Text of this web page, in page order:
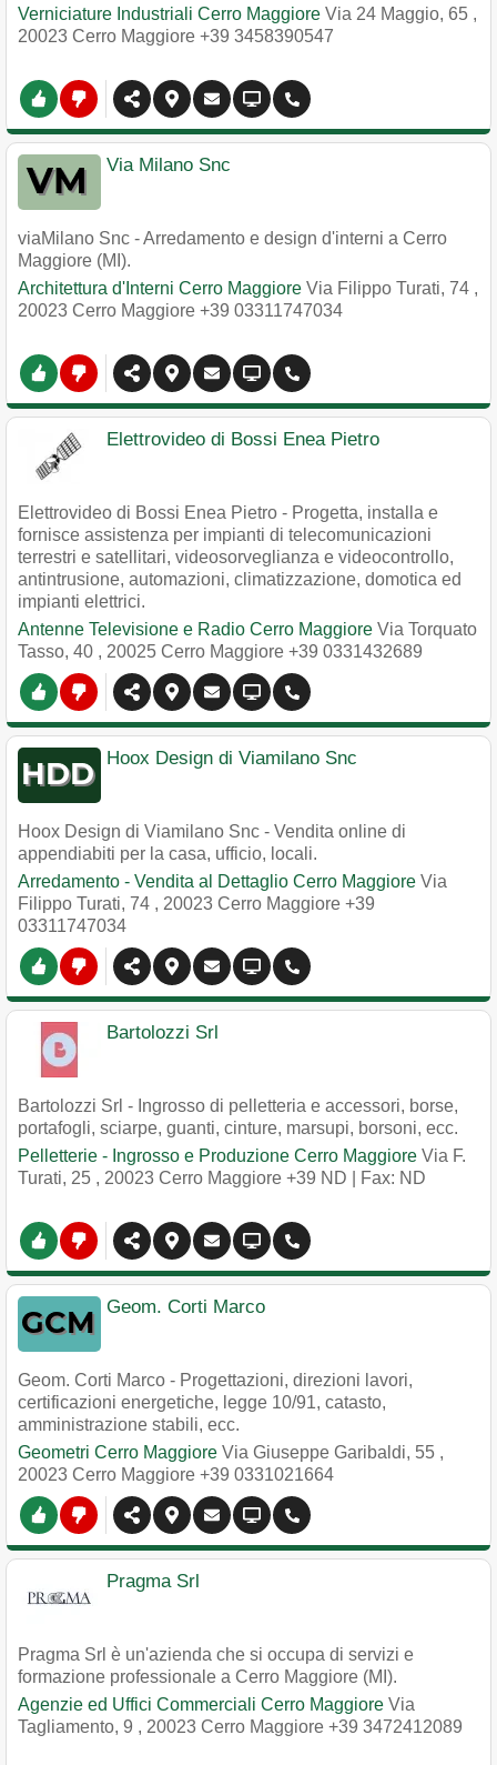
Verniciature Industriali Cerro Maggiore Via 24 Maggio, 65 ,
20023 Cerro Maggiore +39 3458390547
Via Milano Snc
viaMilano Snc - Arredamento e design d'interni a Cerro
Maggiore (MI).
Architettura d'Interni Cerro Maggiore Via Filippo Turati, 74 ,
20023 Cerro Maggiore +39 03311747034
Elettrovideo di Bossi Enea Pietro
Elettrovideo di Bossi Enea Pietro - Progetta, installa e
fornisce assistenza per impianti di telecomunicazioni
terrestri e satellitari, videosorveglianza e videocontrollo,
antintrusione, automazioni, climatizzazione, domotica ed
impianti elettrici.
Antenne Televisione e Radio Cerro Maggiore Via Torquato
Tasso, 40 , 20025 Cerro Maggiore +39 0331432689
Hoox Design di Viamilano Snc
Hoox Design di Viamilano Snc - Vendita online di
appendiabiti per la casa, ufficio, locali.
Arredamento - Vendita al Dettaglio Cerro Maggiore Via
Filippo Turati, 74 , 20023 Cerro Maggiore +39
03311747034
Bartolozzi Srl
Bartolozzi Srl - Ingrosso di pelletteria e accessori, borse,
portafogli, sciarpe, guanti, cinture, marsupi, borsoni, ecc.
Pelletterie - Ingrosso e Produzione Cerro Maggiore Via F.
Turati, 25 , 20023 Cerro Maggiore +39 ND | Fax: ND
Geom. Corti Marco
Geom. Corti Marco - Progettazioni, direzioni lavori,
certificazioni energetiche, legge 10/91, catasto,
amministrazione stabili, ecc.
Geometri Cerro Maggiore Via Giuseppe Garibaldi, 55 ,
20023 Cerro Maggiore +39 0331021664
Pragma Srl
Pragma Srl è un'azienda che si occupa di servizi e
formazione professionale a Cerro Maggiore (MI).
Agenzie ed Uffici Commerciali Cerro Maggiore Via
Tagliamento, 9 , 20023 Cerro Maggiore +39 3472412089